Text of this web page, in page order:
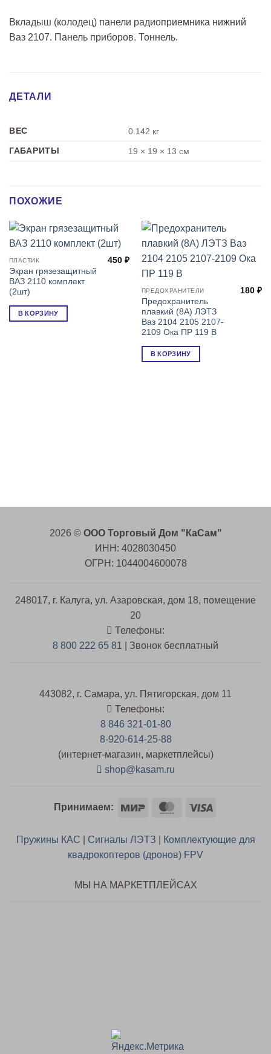
Вкладыш (колодец) панели радиоприемника нижний
Ваз 2107. Панель приборов. Тоннель.
ДЕТАЛИ
ВЕС
0.142 кг
ГАБАРИТЫ
19 × 19 × 13 см
ПОХОЖИЕ
ПЛАСТИК
Экран грязезащитный
ВАЗ 2110 комплект
(2шт)
450₽
В КОРЗИНУ
ПРЕДОХРАНИТЕЛИ
Предохранитель
плавкий (8А) ЛЭТЗ
Ваз 2104 2105 2107-
2109 Ока ПР 119 В
180₽
В КОРЗИНУ
2026 © ООО Торговый Дом "КаСам"
ИНН: 4028030450
ОГРН: 1044004600078
248017, г. Калуга, ул. Азаровская, дом 18, помещение
20
Телефоны:
8 800 222 65 81 | Звонок бесплатный
443082, г. Самара, ул. Пятигорская, дом 11
Телефоны:
8 846 321-01-80
8-920-614-25-88
(интернет-магазин, маркетплейсы)
shop@kasam.ru
Принимаем: Mir MasterCard
Visa
Пружины КАС Сигналы ЛЭТЗ
Комплектующие для
квадрокоптеров (дронов) FPV
МЫ НА МАРКЕТПЛЕЙСАХ